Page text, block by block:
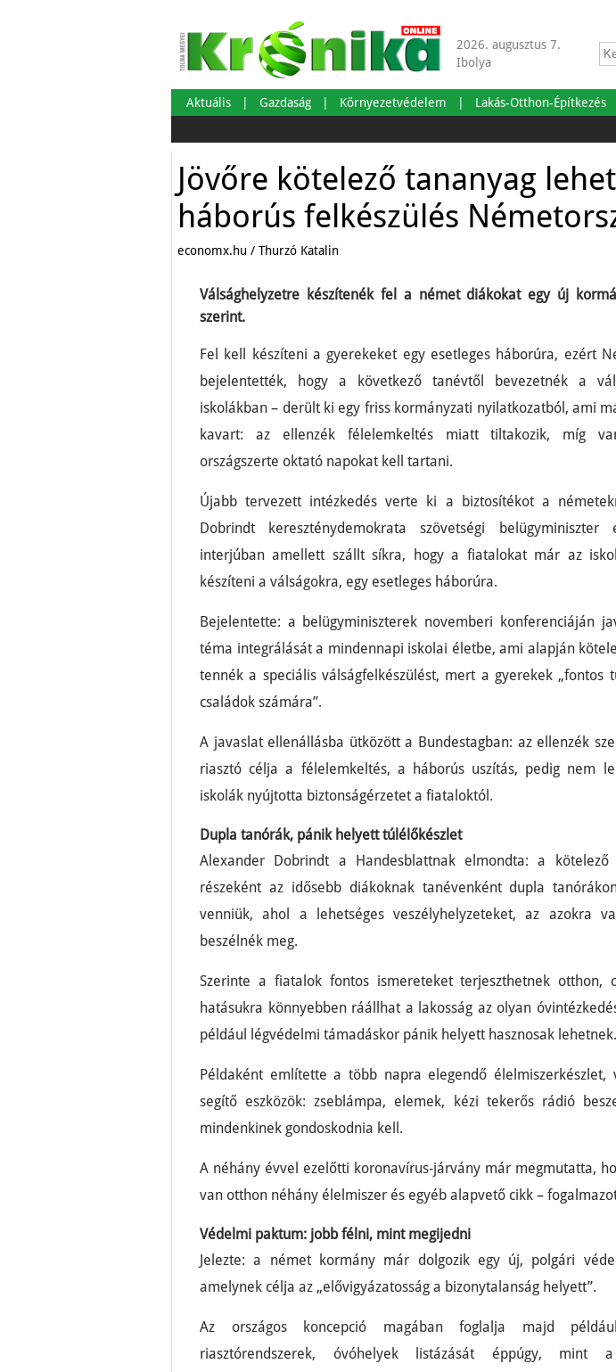
2026. augusztus 7.
Ibolya
Aktuális Gazdaság Környezetvédelem Lakás-Otthon-Építkezés
Jövőre kötelező tananyag
háborús felkészülés
economx.hu / Thurzó Katalin
Válsághelyzetre készítenék fel a német diákokat egy új
szerint.
Fel kell készíteni a gyerekeket egy esetleges háborúra, ezért
bejelentették, hogy a következő tanévtől bevezetnék a
iskolákban – derült ki egy friss kormányzati nyilatkozatból, ami
kavart: az ellenzék félelemkeltés miatt tiltakozik, míg
országszerte oktató napokat kell tartani.
Újabb tervezett intézkedés verte ki a biztosítékot a
Dobrindt kereszténydemokrata szövetségi belügyminiszter
interjúban amellett szállt síkra, hogy a fiatalokat már az
készíteni a válságokra, egy esetleges háborúra.
Bejelentette: a belügyminiszterek novemberi konferenciáján
téma integrálását a mindennapi iskolai életbe, ami alapján
tennék a speciális válságfelkészülést, mert a gyerekek „fontos
családok számára”.
A javaslat ellenállásba ütközött a Bundestagban: az ellenzék
riasztó célja a félelemkeltés, a háborús uszítás, pedig nem
iskolák nyújtotta biztonságérzetet a fiataloktól.
Dupla tanórák, pánik helyett túlélőkészlet
Alexander Dobrindt a Handesblattnak elmondta: a kötelező
részeként az idősebb diákoknak tanévenként dupla
venniük, ahol a lehetséges veszélyhelyzeteket, az azokra
beszélnék meg.
Szerinte a fiatalok fontos ismereteket terjeszthetnek otthon,
hatásukra könnyebben ráállhat a lakosság az olyan
például légvédelmi támadáskor pánik helyett hasznosak lehetnek.
Példaként említette a több napra elegendő élelmiszerkészlet,
segítő eszközök: zseblámpa, elemek, kézi tekerős rádió
mindenkinek gondoskodnia kell.
A néhány évvel ezelőtti koronavírus-járvány már megmutatta,
van otthon néhány élelmiszer és egyéb alapvető cikk –
Védelmi paktum: jobb félni, mint megijedni
Jelezte: a német kormány már dolgozik egy új, polgári
amelynek célja az „elővigyázatosság a bizonytalanság helyett”.
Az országos koncepció magában foglalja majd
riasztórendszerek, óvóhelyek listázását éppúgy, mint a